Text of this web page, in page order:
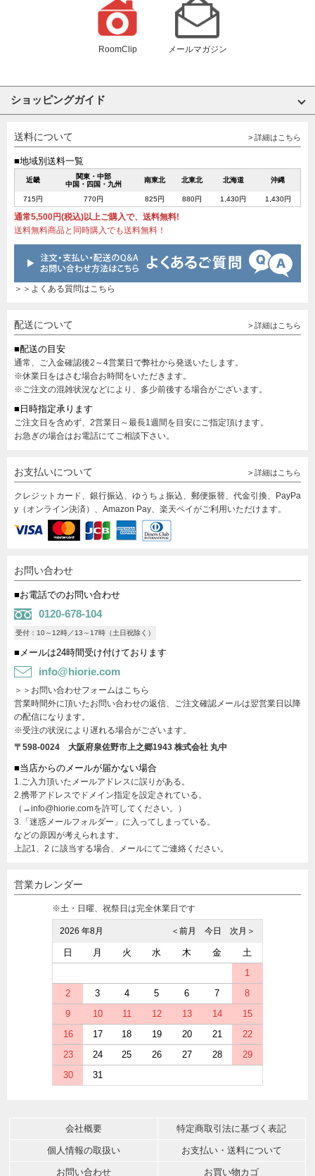
RoomClip メールマガジン
ショッピングガイド
送料について > 詳細はこちら
■地域別送料一覧
近畿
関東・中部
中国・四国・九州
南東北 北東北 北海道 沖縄
715円 770円 825円 880円 1,430円 1,430円
通常5,500円(税込)以上ご購入で、送料無料!
送料無料商品と同時購入でも送料無料！
＞＞よくある質問はこちら
配送について > 詳細はこちら
■配送の目安
通常、ご入金確認後2～4営業日で弊社から発送いたします。
※休業日をはさむ場合お時間をいただきます。
※ご注文の混雑状況などにより、多少前後する場合がございます。
■日時指定承ります
ご注文日を含めず、2営業日～最長1週間を目安にご指定頂けます。
お急ぎの場合はお電話にてご相談下さい。
お支払いについて > 詳細はこちら
クレジットカード、銀行振込、ゆうちょ振込、郵便振替、代金引換、PayPa
y（オンライン決済）、Amazon Pay、楽天ペイがご利用いただけます。
お問い合わせ
■お電話でのお問い合わせ
0120-678-104
受付：10～12時／13～17時（土日祝除く）
■メールは24時間受け付けております
info@hiorie.com
＞＞お問い合わせフォームはこちら
営業時間外に頂いたお問い合わせの返信、ご注文確認メールは翌営業日以降
の配信になります。
※受注の状況により遅れる場合がございます。
〒598-0024 大阪府泉佐野市上之郷1943 株式会社 丸中
■当店からのメールが届かない場合
1.ご入力頂いたメールアドレスに誤りがある。
2.携帯アドレスでドメイン指定を設定されている。
（→info@hiorie.comを許可してください。）
3.「迷惑メールフォルダー」に入ってしまっている。
などの原因が考えられます。
上記1、2 に該当する場合、メールにてご連絡ください。
営業カレンダー
※土・日曜、祝祭日は完全休業日です
2026 年8月 次月＞
今日
＜前月
日 月 火 水 木 金
土
1
2
3 4 5 6 7
8
9
10 11 12 13 14
15
16
17 18 19 20 21
22
23
24 25 26 27 28
29
30
31
会社概要 特定商取引法に基づく表記
個人情報の取扱い お支払い・送料について
お問い合わせ お買い物カゴ